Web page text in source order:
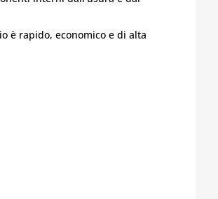
è rapido, economico e di alta